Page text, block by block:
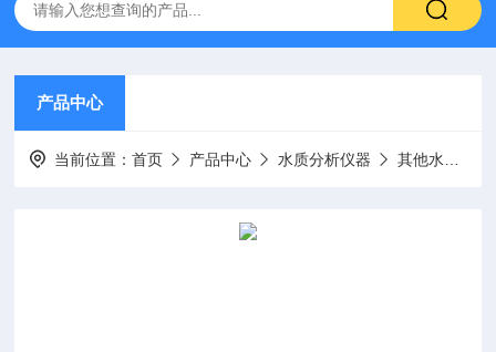
产品中心
当前位置：首页 产品中心 水质分析仪器 其他水质分析仪及配件